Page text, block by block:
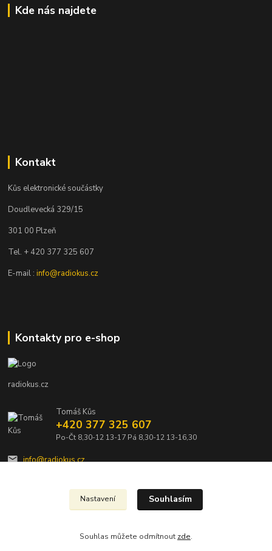
Kde nás najdete
Kontakt
Kůs elektronické součástky
Doudlevecká 329/15
301 00 Plzeň
Tel. + 420 377 325 607
E-mail :info@radiokus.cz
Kontakty pro e-shop
radiokus.cz
Tomáš Kůs
+420 377 325 607
Po-Čt 8,30-12 13-17 Pá 8,30-12 13-16,30
info@radiokus.cz
Nastavení Souhlasím
Souhlas můžete odmítnout zde.